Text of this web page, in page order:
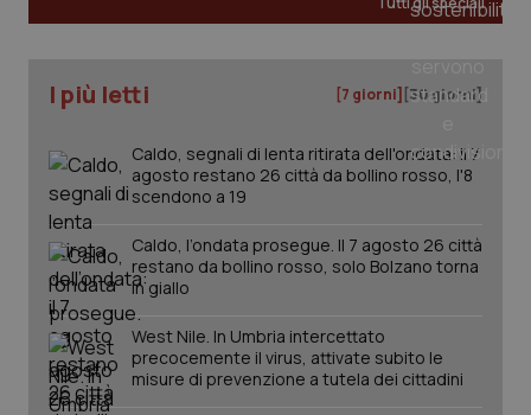
I più letti [7 giorni] [30 giorni]
Caldo, segnali di lenta ritirata dell'ondata: il 7
agosto restano 26 città da bollino rosso, l'8
scendono a 19
Caldo, l’ondata prosegue. Il 7 agosto 26 città
restano da bollino rosso, solo Bolzano torna
in giallo
West Nile. In Umbria intercettato
precocemente il virus, attivate subito le
misure di prevenzione a tutela dei cittadini
CookieScriptConsent
5
tracking-sites-ironfish-
tracking-enable
www.quotidianosanita.it